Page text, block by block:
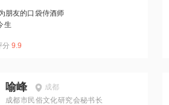
朋友的口袋侍酒师
生
分 9.9
喻峰
成都
成都市民俗文化研究会秘书长